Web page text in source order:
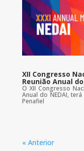
XII Congresso
Reunião Anual do
O XII Congresso
Anual do NEDAI,
Penafiel
« Anterior